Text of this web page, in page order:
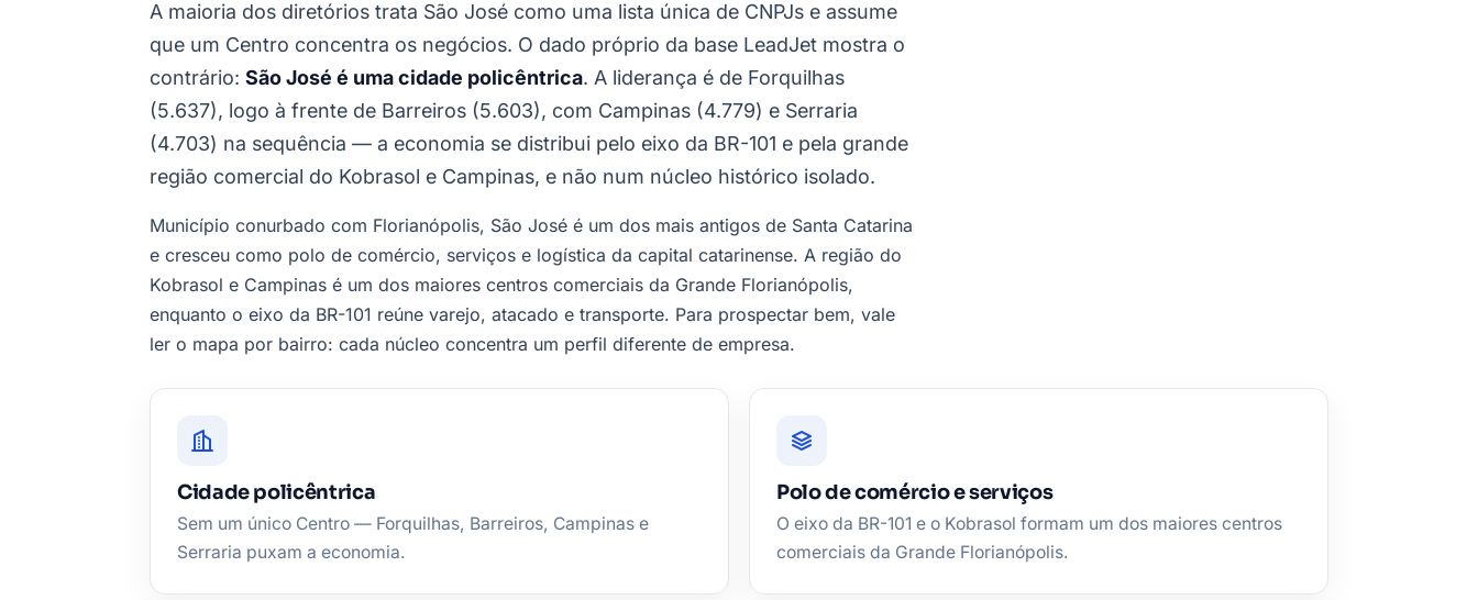
A maioria dos diretórios trata São José como uma lista única de CNPJs e assume
que um Centro concentra os negócios. O dado próprio da base LeadJet mostra o
contrário: São José é uma cidade policêntrica. A liderança é de Forquilhas
(5.637), logo à frente de Barreiros (5.603), com Campinas (4.779) e Serraria
(4.703) na sequência — a economia se distribui pelo eixo da BR-101 e pela grande
região comercial do Kobrasol e Campinas, e não num núcleo histórico isolado.
Município conurbado com Florianópolis, São José é um dos mais antigos de Santa Catarina
e cresceu como polo de comércio, serviços e logística da capital catarinense. A região do
Kobrasol e Campinas é um dos maiores centros comerciais da Grande Florianópolis,
enquanto o eixo da BR-101 reúne varejo, atacado e transporte. Para prospectar bem, vale
ler o mapa por bairro: cada núcleo concentra um perfil diferente de empresa.
Cidade policêntrica
Sem um único Centro — Forquilhas, Barreiros, Campinas e
Serraria puxam a economia.
Polo de comércio e serviços
O eixo da BR-101 e o Kobrasol formam um dos maiores centros
comerciais da Grande Florianópolis.